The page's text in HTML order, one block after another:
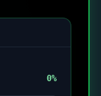
0%